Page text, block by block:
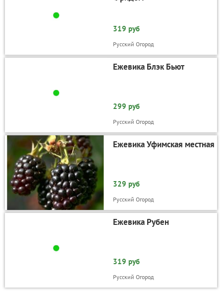
319 руб
Русский Огород
Ежевика Блэк Бьют
299 руб
Русский Огород
Ежевика Уфимская местная
329 руб
Русский Огород
Ежевика Рубен
319 руб
Русский Огород